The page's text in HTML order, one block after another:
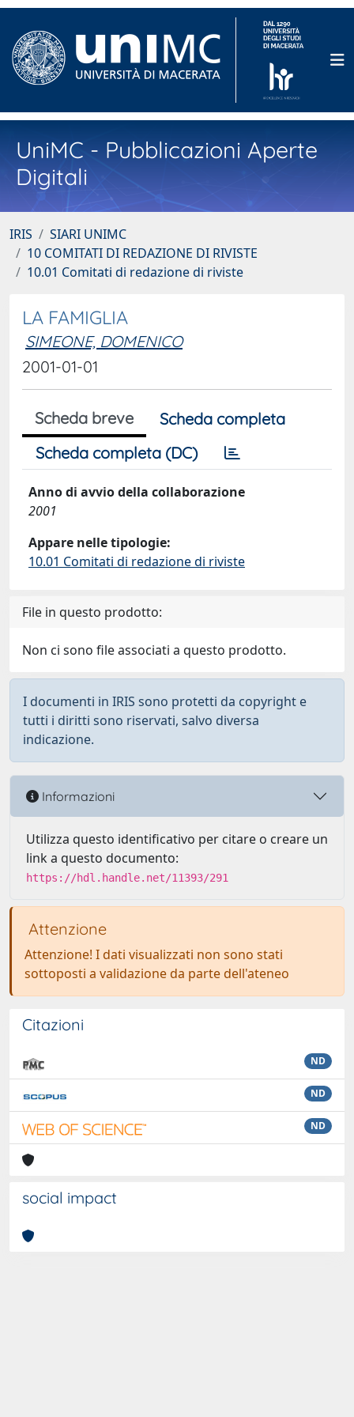
UniMC - Pubblicazioni Aperte
Digitali
IRIS
SIARI UNIMC
10 COMITATI DI REDAZIONE DI RIVISTE
10.01 Comitati di redazione di riviste
LA FAMIGLIA
SIMEONE, DOMENICO
2001-01-01
Scheda breve
Scheda completa
Scheda completa (DC)
Anno di avvio della collaborazione
2001
Appare nelle tipologie:
10.01 Comitati di redazione di riviste
File in questo prodotto:
Non ci sono file associati a questo prodotto.
I documenti in IRIS sono protetti da copyright e
tutti i diritti sono riservati, salvo diversa
indicazione.
Informazioni
Utilizza questo identificativo per citare o creare un
link a questo documento:
https://hdl.handle.net/11393/291
Attenzione
Attenzione! I dati visualizzati non sono stati
sottoposti a validazione da parte dell'ateneo
Citazioni
ND
ND
ND
social impact